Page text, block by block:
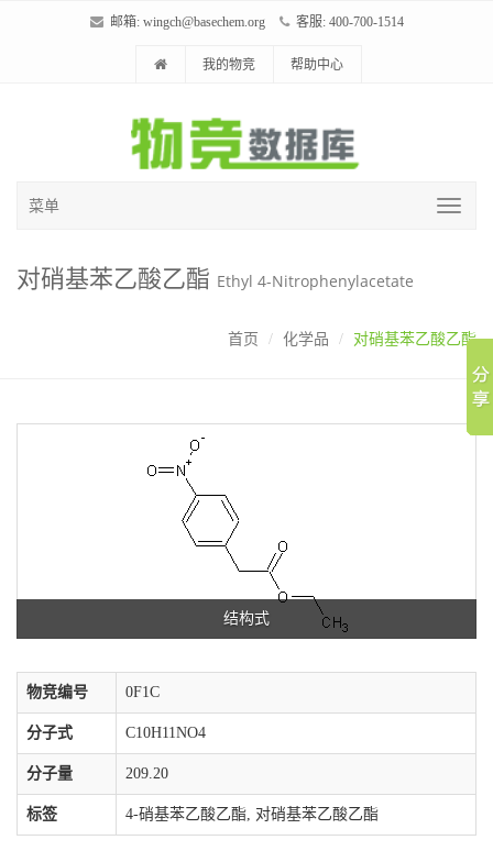
邮箱: wingch@basechem.org 客服: 400-700-1514
我的物竞 帮助中心
菜单
对硝基苯乙酸乙酯 Ethyl 4-Nitrophenylacetate
首页 化学品 对硝基苯乙酸乙酯
结构式
物竞编号 0F1C
分子式 C10H11NO4
分子量 209.20
标签 4-硝基苯乙酸乙酯, 对硝基苯乙酸乙酯